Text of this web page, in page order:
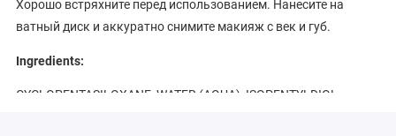
Хорошо встряхните перед использованием. Нанесите на
ватный диск и аккуратно снимите макияж с век и губ.
Ingredients:
CYCLOPENTASILOXANE, WATER (AQUA), ISOPENTYLDIOL,